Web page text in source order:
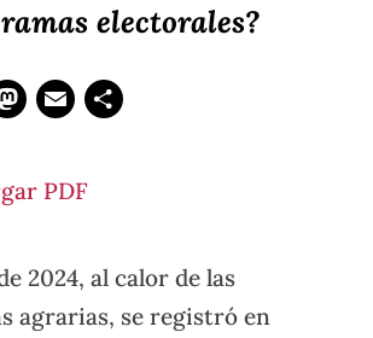
electorales?
Mastodon
Email
PDF
2024, al calor de las
agrarias, se registró en